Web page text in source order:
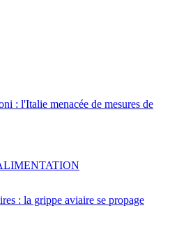
: l'Italie menacée de mesures de
: la grippe aviaire se propage